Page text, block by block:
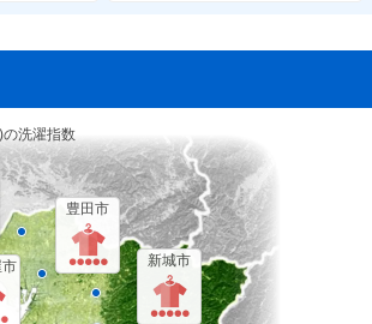
)の洗濯指数
豊田市
新城市